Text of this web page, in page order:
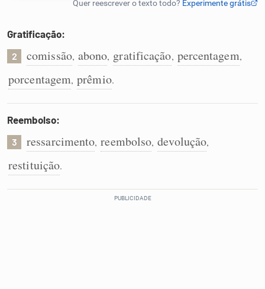
Caça-palavras
Gratificação:
2 comissão, abono, gratificação, percentagem,
porcentagem, prêmio.
Reembolso:
3 ressarcimento, reembolso, devolução,
restituição.